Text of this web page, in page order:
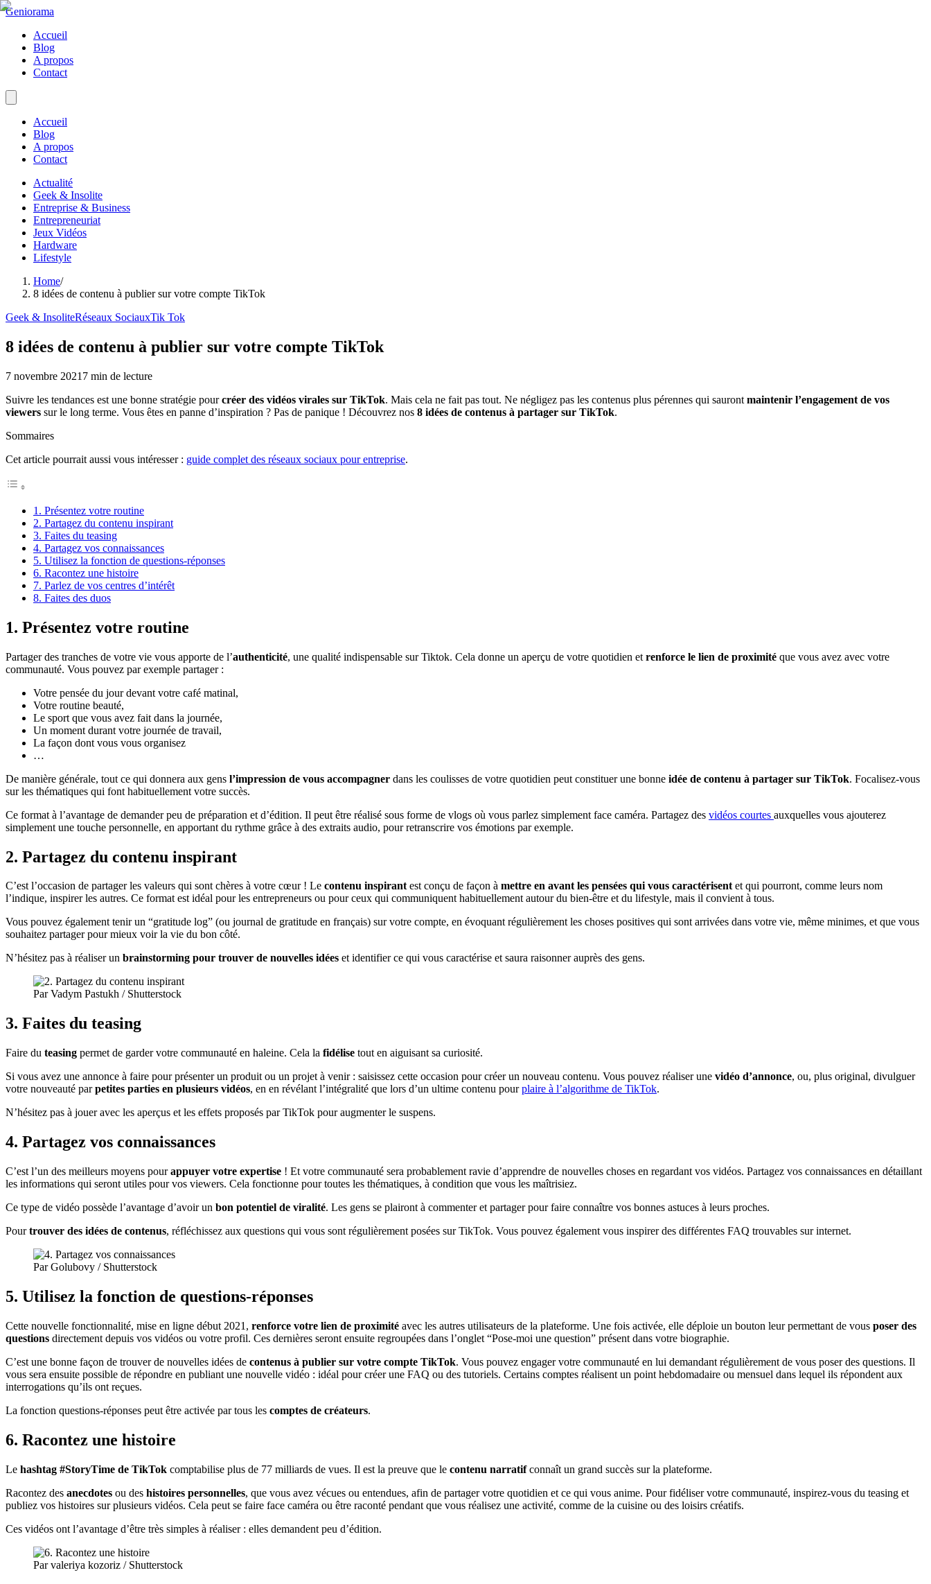
Geniorama
Accueil
Blog
A propos
Contact
Accueil
Blog
A propos
Contact
Actualité
Geek & Insolite
Entreprise & Business
Entrepreneuriat
Jeux Vidéos
Hardware
Lifestyle
Home/
8 idées de contenu à publier sur votre compte TikTok
Geek & InsoliteRéseaux SociauxTik Tok
8 idées de contenu à publier sur votre compte TikTok
7 novembre 2021 7 min de lecture
Suivre les tendances est une bonne stratégie pourcréer des vidéos virales sur TikTok. Mais cela ne fait pas tout. Ne négligez pas les contenus plus pérennes qui sauront maintenir l’engagement de vos
viewers sur le long terme. Vous êtes en panne d’inspiration ? Pas de panique ! Découvrez nos 8 idées de contenus à partager sur TikTok.
Sommaires
Cet article pourrait aussi vous intéresser : guide complet des réseaux sociaux pour entreprise.
1. Présentez votre routine
2. Partagez du contenu inspirant
3. Faites du teasing
4. Partagez vos connaissances
5. Utilisez la fonction de questions-réponses
6. Racontez une histoire
7. Parlez de vos centres d’intérêt
8. Faites des duos
1. Présentez votre routine
Partager des tranches de votre vie vous apporte de l’authenticité, une qualité indispensable sur Tiktok. Cela donne un aperçu de votre quotidien et renforce le lien de proximité que vous avez avec votre
communauté. Vous pouvez par exemple partager :
Votre pensée du jour devant votre café matinal,
Votre routine beauté,
Le sport que vous avez fait dans la journée,
Un moment durant votre journée de travail,
La façon dont vous vous organisez
…
De manière générale, tout ce qui donnera aux gens l’impression de vous accompagner dans les coulisses de votre quotidien peut constituer une bonne idée de contenu à partager sur TikTok. Focalisez-vous
sur les thématiques qui font habituellement votre succès.
Ce format à l’avantage de demander peu de préparation et d’édition. Il peut être réalisé sous forme de vlogs où vous parlez simplement face caméra. Partagez des vidéos courtes auxquelles vous ajouterez
simplement une touche personnelle, en apportant du rythme grâce à des extraits audio, pour retranscrire vos émotions par exemple.
2. Partagez du contenu inspirant
C’est l’occasion de partager les valeurs qui sont chères à votre cœur ! Le contenu inspirantest conçu de façon à mettre en avant les pensées qui vous caractérisentet qui pourront, comme leurs nom
l’indique, inspirer les autres. Ce format est idéal pour les entrepreneurs ou pour ceux qui communiquent habituellement autour du bien-être et du lifestyle, mais il convient à tous.
Vous pouvez également tenir un “gratitude log” (ou journal de gratitude en français) sur votre compte, en évoquant régulièrement les choses positives qui sont arrivées dans votre vie, même minimes, et que vous
souhaitez partager pour mieux voir la vie du bon côté.
N’hésitez pas à réaliser un brainstorming pour trouver de nouvelles idées et identifier ce qui vous caractérise et saura raisonner auprès des gens.
Par Vadym Pastukh / Shutterstock
3. Faites du teasing
Faire du teasing permet de garder votre communauté en haleine. Cela la fidélise tout en aiguisant sa curiosité.
Si vous avez une annonce à faire pour présenter un produit ou un projet à venir : saisissez cette occasion pour créer un nouveau contenu. Vous pouvez réaliser une vidéo d’annonce, ou, plus original, divulguer
votre nouveauté parpetites parties en plusieurs vidéos, en en révélant l’intégralité que lors d’un ultime contenu pourplaire à l’algorithme de TikTok.
N’hésitez pas à jouer avec les aperçus et les effets proposés par TikTok pour augmenter le suspens.
4. Partagez vos connaissances
C’est l’un des meilleurs moyens pourappuyer votre expertise ! Et votre communauté sera probablement ravie d’apprendre de nouvelles choses en regardant vos vidéos. Partagez vos connaissances en détaillant
les informations qui seront utiles pour vos viewers. Cela fonctionne pour toutes les thématiques, à condition que vous les maîtrisiez.
Ce type de vidéo possède l’avantage d’avoir un bon potentiel de viralité. Les gens se plairont à commenter et partager pour faire connaître vos bonnes astuces à leurs proches.
Pourtrouver des idées de contenus, réfléchissez aux questions qui vous sont régulièrement posées sur TikTok. Vous pouvez également vous inspirer des différentes FAQ trouvables sur internet.
Par Golubovy / Shutterstock
5. Utilisez la fonction de questions-réponses
Cette nouvelle fonctionnalité, mise en ligne début 2021, renforce votre lien de proximité avec les autres utilisateurs de la plateforme. Une fois activée, elle déploie un bouton leur permettant de vous poser des
questions directement depuis vos vidéos ou votre profil. Ces dernières seront ensuite regroupées dans l’onglet “Pose-moi une question” présent dans votre biographie.
C’est une bonne façon de trouver de nouvelles idées de contenus à publier sur votre compte TikTok. Vous pouvez engager votre communauté en lui demandant régulièrement de vous poser des questions. Il
vous sera ensuite possible de répondre en publiant une nouvelle vidéo : idéal pour créer une FAQ ou des tutoriels. Certains comptes réalisent un point hebdomadaire ou mensuel dans lequel ils répondent aux
interrogations qu’ils ont reçues.
La fonction questions-réponses peut être activée par tous les comptes de créateurs.
6. Racontez une histoire
Le hashtag #StoryTime de TikTok comptabilise plus de 77 milliards de vues. Il est la preuve que le contenu narratifconnaît un grand succès sur la plateforme.
Racontez des anecdotes ou des histoires personnelles, que vous avez vécues ou entendues, afin de partager votre quotidien et ce qui vous anime. Pour fidéliser votre communauté, inspirez-vous du teasing et
publiez vos histoires sur plusieurs vidéos. Cela peut se faire face caméra ou être raconté pendant que vous réalisez une activité, comme de la cuisine ou des loisirs créatifs.
Ces vidéos ont l’avantage d’être très simples à réaliser : elles demandent peu d’édition.
Par valeriya kozoriz / Shutterstock